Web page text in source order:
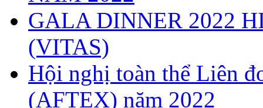
GALA DINNER 2022
(VITAS)
Hội nghị toàn thể Liên
(AFTEX) năm 2022